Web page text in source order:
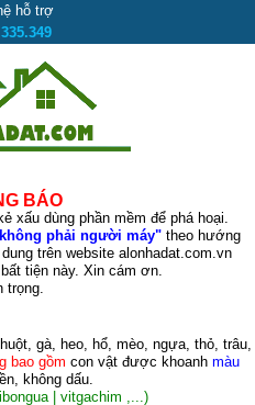
hỗ trợ
BÁO
xấu dùng phần mềm để phá hoại.
phải người máy"theo hướng
trên website alonhadat.com.vn
tiện này. Xin cám ơn.
trọng.
gà, heo, hổ, mèo, ngựa, thỏ, trâu,
bao gồm con vật được khoanh màu
không dấu.
| vitgachim ,...)